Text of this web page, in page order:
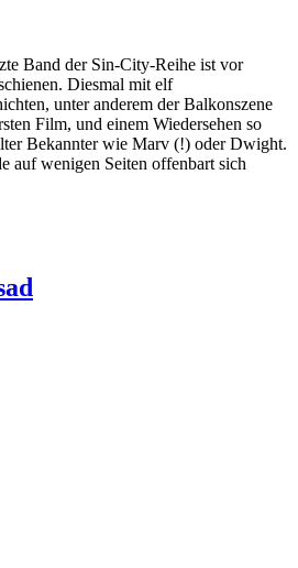
Band der Sin-City-Reihe ist vor
Diesmal mit elf
unter anderem der Balkonszene
Film, und einem Wiedersehen so
Bekannter wie Marv (!) oder Dwight.
auf wenigen Seiten offenbart sich